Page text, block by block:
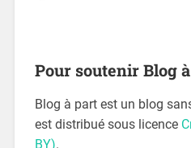
Pour soutenir Blog
Blog à part est un blog
est distribué sous licence
BY).